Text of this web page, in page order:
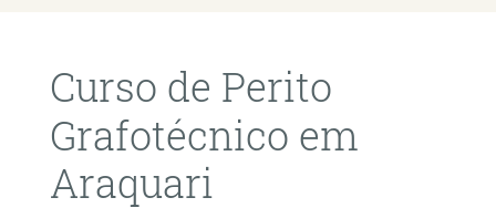
Curso de Perito
Grafotécnico em
Araquari